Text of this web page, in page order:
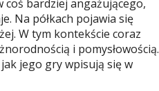
bardziej angażującego,
Na półkach pojawia się
W tym kontekście coraz
i pomysłowością.
jego gry wpisują się w